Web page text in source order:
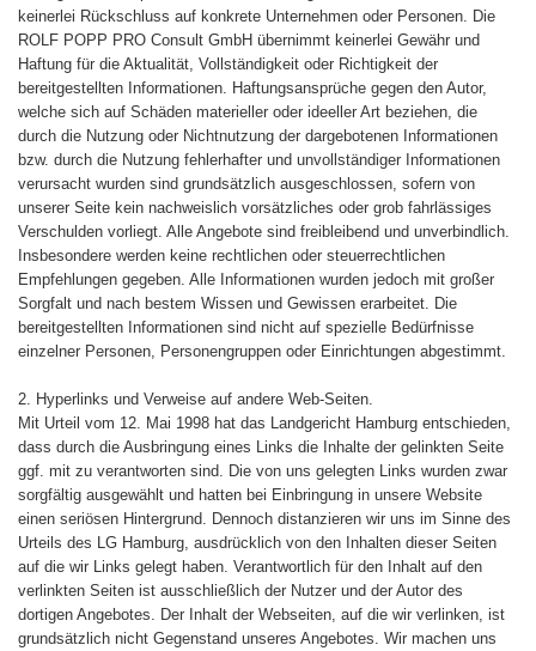
keinerlei Rückschluss auf konkrete Unternehmen oder Personen. Die
ROLF POPP PRO Consult GmbH übernimmt keinerlei Gewähr und
Haftung für die Aktualität, Vollständigkeit oder Richtigkeit der
bereitgestellten Informationen. Haftungsansprüche gegen den Autor,
welche sich auf Schäden materieller oder ideeller Art beziehen, die
durch die Nutzung oder Nichtnutzung der dargebotenen Informationen
bzw. durch die Nutzung fehlerhafter und unvollständiger Informationen
verursacht wurden sind grundsätzlich ausgeschlossen, sofern von
unserer Seite kein nachweislich vorsätzliches oder grob fahrlässiges
Verschulden vorliegt. Alle Angebote sind freibleibend und unverbindlich.
Insbesondere werden keine rechtlichen oder steuerrechtlichen
Empfehlungen gegeben. Alle Informationen wurden jedoch mit großer
Sorgfalt und nach bestem Wissen und Gewissen erarbeitet. Die
bereitgestellten Informationen sind nicht auf spezielle Bedürfnisse
einzelner Personen, Personengruppen oder Einrichtungen abgestimmt.
2. Hyperlinks und Verweise auf andere Web-Seiten.
Mit Urteil vom 12. Mai 1998 hat das Landgericht Hamburg entschieden,
dass durch die Ausbringung eines Links die Inhalte der gelinkten Seite
ggf. mit zu verantworten sind. Die von uns gelegten Links wurden zwar
sorgfältig ausgewählt und hatten bei Einbringung in unsere Website
einen seriösen Hintergrund. Dennoch distanzieren wir uns im Sinne des
Urteils des LG Hamburg, ausdrücklich von den Inhalten dieser Seiten
auf die wir Links gelegt haben. Verantwortlich für den Inhalt auf den
verlinkten Seiten ist ausschließlich der Nutzer und der Autor des
dortigen Angebotes. Der Inhalt der Webseiten, auf die wir verlinken, ist
grundsätzlich nicht Gegenstand unseres Angebotes. Wir machen uns